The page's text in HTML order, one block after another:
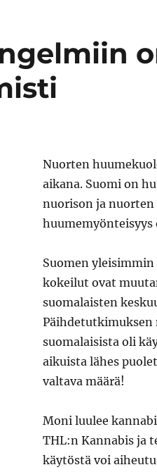
Nuorten
aikana. Suomi on
nuorison ja
Suomen
kokeilut ovat
suomalaisten
Päihdetutkimuksen
suomalaisista oli
aikuista lähes
valtava määrä!
Moni luulee
THL:n Kannabis ja
käytöstä voi